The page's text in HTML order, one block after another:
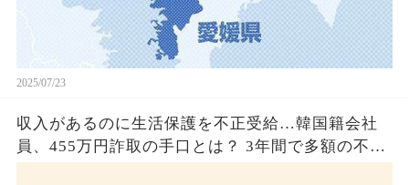
2025/07/23
収入があるのに生活保護を不正受給…韓国籍会社
員、455万円詐取の手口とは？ 3年間で多額の不正